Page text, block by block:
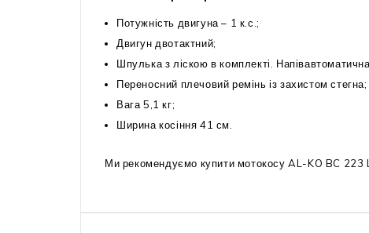
Потужність двигуна – 1 к.с.;
Двигун двотактний;
Шпулька з ліскою в комплекті.
Переносний плечовий ремінь із захистом стегна;
Вага 5,1 кг;
Ширина косіння 41 см.
Ми рекомендуємо купити мотокосу AL-KO BC 223